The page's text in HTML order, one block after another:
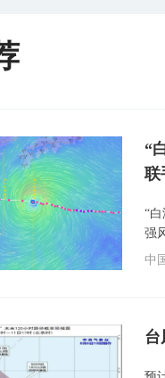
“
联
“
强
中
台